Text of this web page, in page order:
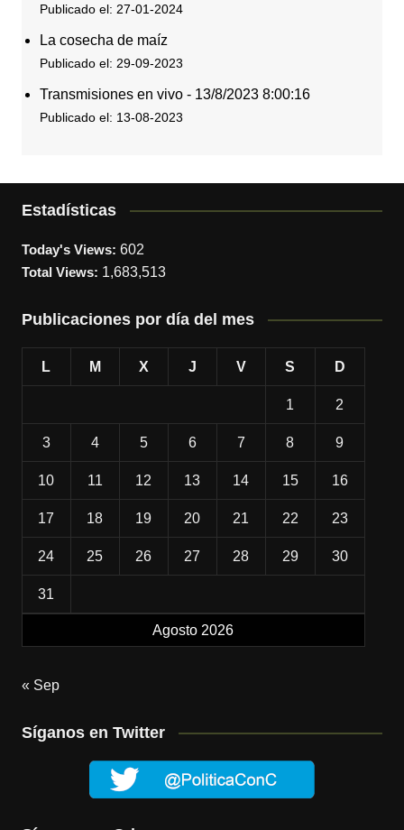
Publicado el: 27-01-2024
La cosecha de maíz
Publicado el: 29-09-2023
Transmisiones en vivo - 13/8/2023 8:00:16
Publicado el: 13-08-2023
Estadísticas
Today's Views: 602
Total Views: 1,683,513
Publicaciones por día del mes
Agosto 2026
L M X J V S D
1 2
3 4 5 6 7 8 9
10 11 12 13 14 15 16
17 18 19 20 21 22 23
24 25 26 27 28 29 30
31
« Sep
Síganos en Twitter